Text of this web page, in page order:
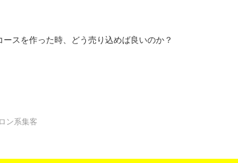
ースを作った時、どう売り込めば良いのか？
ン系集客